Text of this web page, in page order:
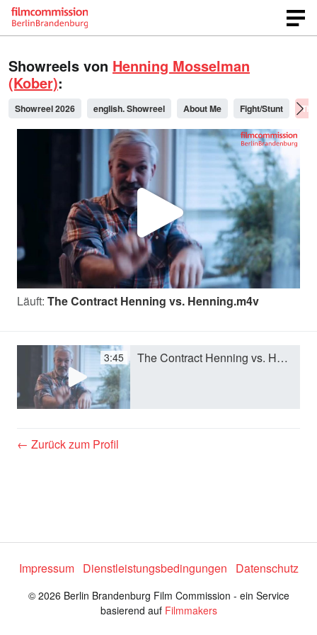
Showreels von Henning Mosselman
(Kober):
Showreel 2026 english. Showreel About Me Fight/Stunt
V
i
e
b
s
Läuft: The Contract Henning vs. Henning.m4v
3:45 The Contract Henning vs. Henning.m4v
← Zurück zum Profil
Impressum Dienstleistungsbedingungen Datenschutz
© 2026 Berlin Brandenburg Film Commission - ein Service
basierend auf Filmmakers